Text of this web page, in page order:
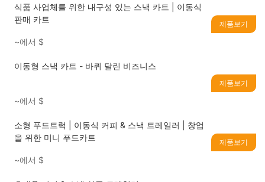
식품 사업체를 위한 내구성 있는 스낵 카트 | 이동식
판매 카트
~에서 $
제품보기
이동형 스낵 카트 - 바퀴 달린 비즈니스
~에서 $
제품보기
소형 푸드트럭 | 이동식 커피 & 스낵 트레일러 | 창업
을 위한 미니 푸드카트
~에서 $
제품보기